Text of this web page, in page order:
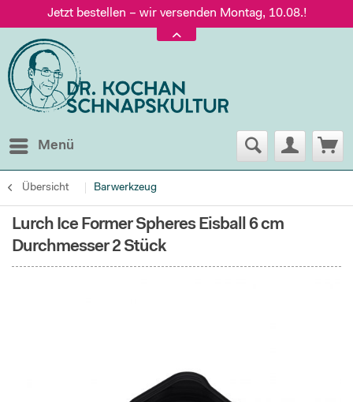
Jetzt bestellen – wir versenden Montag, 10.08.!
Versand nur 5,60 €, gratis ab 95 € Warenwert
Jetzt bestellen – wir versenden Montag, 10.08.!
Menü
Übersicht Barwerkzeug
Lurch Ice Former Spheres Eisball 6 cm
Durchmesser 2 Stück